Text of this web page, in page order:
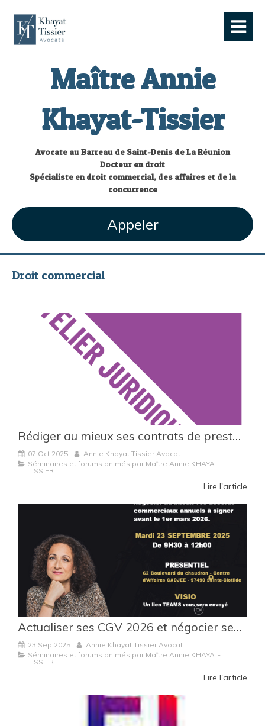
Maître Annie
Khayat-Tissier
Avocate au Barreau de Saint-Denis de La Réunion
Docteur en droit
Spécialiste en droit commercial, des affaires et de la
concurrence
Appeler
Droit commercial
Rédiger au mieux ses contrats de prestations de services : les clés pour sécuriser vos relations B2B
07 Oct 2025
Annie Khayat Tissier Avocat
Séminaires et forums animés par Maître Annie KHAYAT-
TISSIER
Lire l'article
Actualiser ses CGV 2026 et négocier ses accords commerciaux : les clés présentées par Maître Annie Khayat-Tissier
23 Sep 2025
Annie Khayat Tissier Avocat
Séminaires et forums animés par Maître Annie KHAYAT-
TISSIER
Lire l'article